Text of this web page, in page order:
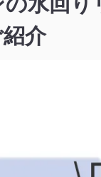
水回り
介